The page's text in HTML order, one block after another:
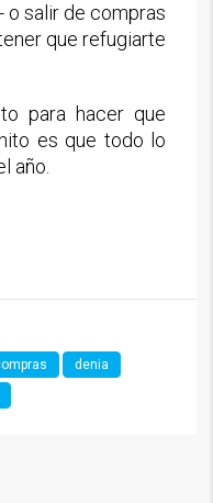
o salir de compras
que refugiarte
para hacer que
es que todo lo
año.
denia